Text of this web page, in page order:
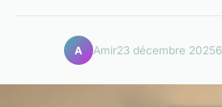
A Amir23 décembre 2025